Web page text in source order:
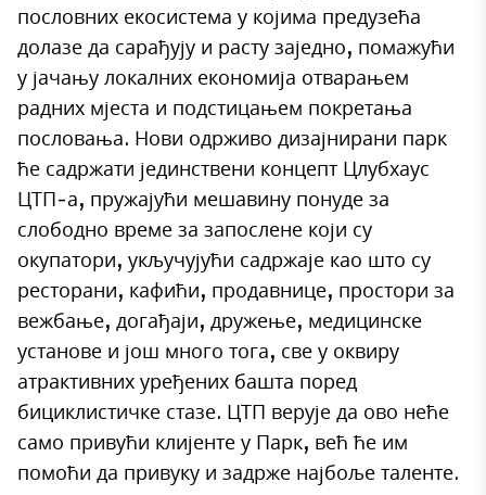
пословних екосистема у којима предузећа
долазе да сарађују и расту заједно, помажући
у јачању локалних економија отварањем
радних мјеста и подстицањем покретања
пословања. Нови одрживо дизајнирани парк
ће садржати јединствени концепт Цлубхаус
ЦТП-а, пружајући мешавину понуде за
слободно време за запослене који су
окупатори, укључујући садржаје као што су
ресторани, кафићи, продавнице, простори за
вежбање, догађаји, дружење, медицинске
установе и још много тога, све у оквиру
атрактивних уређених башта поред
бициклистичке стазе. ЦТП верује да ово неће
само привући клијенте у Парк, већ ће им
помоћи да привуку и задрже најбоље таленте.